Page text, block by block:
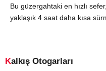
Bu güzergahtaki en hızlı
yaklaşık 4 saat daha kısa
Kalkış Otogarları